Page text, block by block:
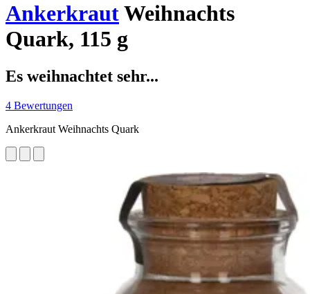
AnkerkrautWeihnachts
Quark, 115 g
Es weihnachtet sehr...
4 Bewertungen
Ankerkraut Weihnachts Quark